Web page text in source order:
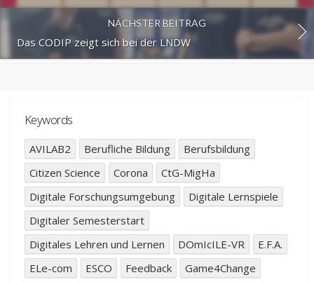
NÄCHSTER BEITRAG
Das CODIP zeigt sich bei der LNDW
Keywords
AVILAB2 Berufliche Bildung
Berufsbildung
Citizen Science
Corona
CtG-MigHa
Digitale Forschungsumgebung
Digitale Lernspiele
Digitaler Semesterstart
Digitales Lehren und Lernen
DOmIcILE-VR
E.F.A.
ELe-com
ESCO Feedback
Game4Change